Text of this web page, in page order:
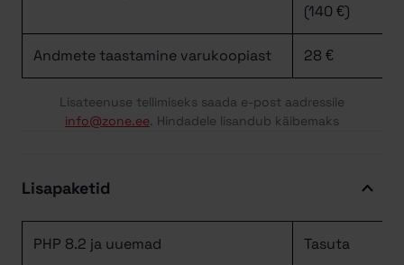
(140 €)
Andmete taastamine varukoopiast 28 €
Lisateenuse tellimiseks saada e-post aadressile
info@zone.ee. Hindadele lisandub käibemaks
Lisapaketid
PHP 8.2 ja uuemad Tasuta